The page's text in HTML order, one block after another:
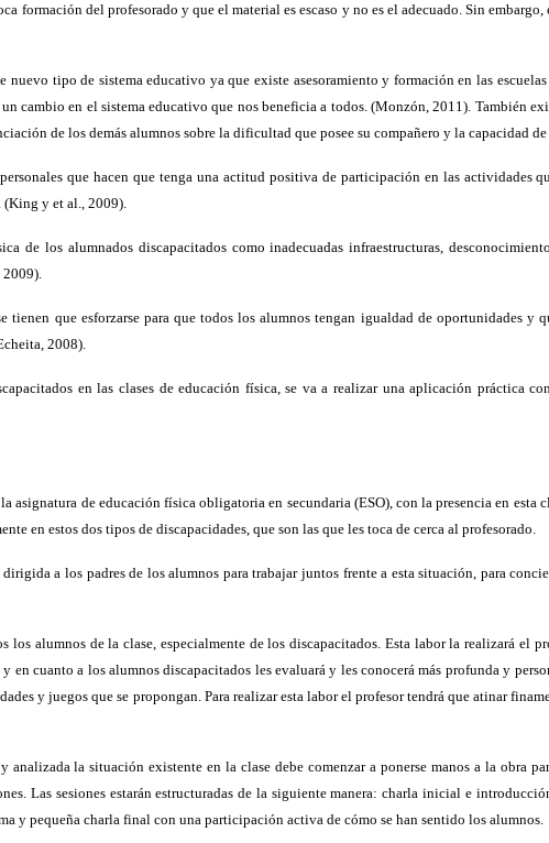
formación del profesorado y que el material es escaso y no es el adecuado. Sin
tipo de sistema educativo ya que existe asesoramiento y formación en las
cambio en el sistema educativo que nos beneficia a todos. (Monzón, 2011). También
de los demás alumnos sobre la dificultad que posee su compañero y la capacidad
que hacen que tenga una actitud positiva de participación en las actividades
(King y et al., 2009).
los alumnados discapacitados como inadecuadas infraestructuras,
2009).
que esforzarse para que todos los alumnos tengan igualdad de oportunidades y
2008).
en las clases de educación física, se va a realizar una aplicación práctica
de educación física obligatoria en secundaria (ESO), con la presencia en esta
en estos dos tipos de discapacidades, que son las que les toca de cerca al profesorado.
a los padres de los alumnos para trabajar juntos frente a esta situación, para
alumnos de la clase, especialmente de los discapacitados. Esta labor la realizará el
cuanto a los alumnos discapacitados les evaluará y les conocerá más profunda y
y juegos que se propongan. Para realizar esta labor el profesor tendrá que atinar
la situación existente en la clase debe comenzar a ponerse manos a la obra
Las sesiones estarán estructuradas de la siguiente manera: charla inicial e
y pequeña charla final con una participación activa de cómo se han sentido los alumnos.